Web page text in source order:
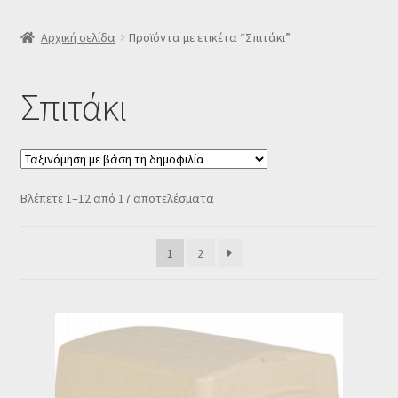
SLIDER
Ο λογαριασμός μου
Αρχική σελίδα Προϊόντα με ετικέτα “Σπιτάκι”
Σπιτάκι
Βλέπετε 1–12 από 17 αποτελέσματαSorted
1
2